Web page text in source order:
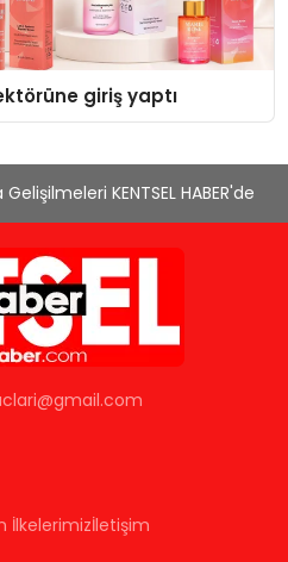
giriş yaptı
KENTSEL HABER'de
İlkelerimizİletişim